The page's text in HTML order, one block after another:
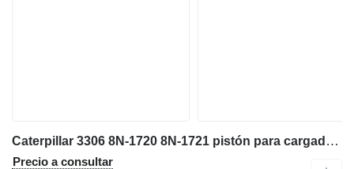
Caterpillar 3306 8N-1720 8N-1721 pistón para cargadora de ruedas
Precio a consultar